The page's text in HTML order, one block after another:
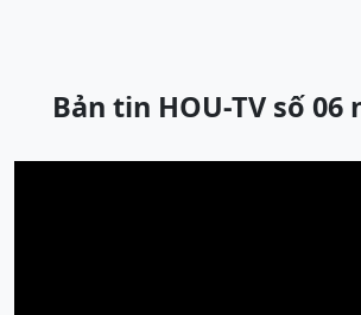
Bản tin HOU-TV số 06